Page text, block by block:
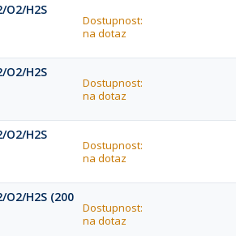
O2/H2S
Dostupnost:
na dotaz
O2/H2S
Dostupnost:
na dotaz
O2/H2S
Dostupnost:
na dotaz
H2S (200
Dostupnost:
na dotaz